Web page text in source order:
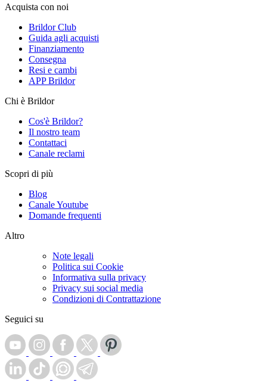
Acquista con noi
Brildor Club
Guida agli acquisti
Finanziamento
Consegna
Resi e cambi
APP Brildor
Chi è Brildor
Cos'è Brildor?
Il nostro team
Contattaci
Canale reclami
Scopri di più
Blog
Canale Youtube
Domande frequenti
Altro
Note legali
Politica sui Cookie
Informativa sulla privacy
Privacy sui social media
Condizioni di Contrattazione
Seguici su